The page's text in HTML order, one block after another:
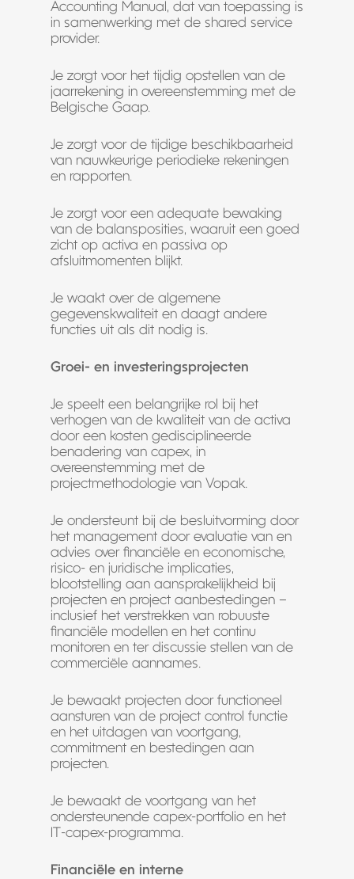
Accounting Manual, dat van toepassing is
in samenwerking met de shared service
provider.
Je zorgt voor het tijdig opstellen van de
jaarrekening in overeenstemming met de
Belgische Gaap.
Je zorgt voor de tijdige beschikbaarheid
van nauwkeurige periodieke rekeningen
en rapporten.
Je zorgt voor een adequate bewaking
van de balansposities, waaruit een goed
zicht op activa en passiva op
afsluitmomenten blijkt.
Je waakt over de algemene
gegevenskwaliteit en daagt andere
functies uit als dit nodig is.
Groei- en investeringsprojecten
Je speelt een belangrijke rol bij het
verhogen van de kwaliteit van de activa
door een kosten gedisciplineerde
benadering van capex, in
overeenstemming met de
projectmethodologie van Vopak.
Je ondersteunt bij de besluitvorming door
het management door evaluatie van en
advies over financiële en economische,
risico- en juridische implicaties,
blootstelling aan aansprakelijkheid bij
projecten en project aanbestedingen –
inclusief het verstrekken van robuuste
financiële modellen en het continu
monitoren en ter discussie stellen van de
commerciële aannames.
Je bewaakt projecten door functioneel
aansturen van de project control functie
en het uitdagen van voortgang,
commitment en bestedingen aan
projecten.
Je bewaakt de voortgang van het
ondersteunende capex-portfolio en het
IT-capex-programma.
Financiële en interne